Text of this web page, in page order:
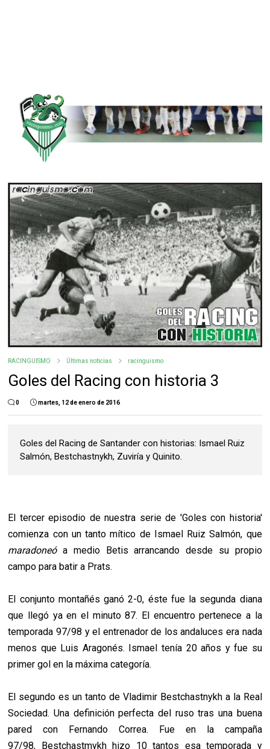
RACINGUISMO Últimas noticias racinguismo
Goles del Racing con historia 3
0 martes, 12 de enero de 2016
Goles del Racing de Santander con historias: Ismael Ruiz
Salmón, Bestchastnykh, Zuviría y Quinito.
El tercer episodio de nuestra serie de 'Goles con historia'
comienza con un tanto mítico de Ismael Ruiz Salmón, que
maradoneóa medio Betis arrancando desde su propio
campo para batir a Prats.
El conjunto montañés ganó 2-0, éste fue la segunda diana
que llegó ya en el minuto 87. El encuentro pertenece a la
temporada 97/98 y el entrenador de los andaluces era nada
menos que Luis Aragonés. Ismael tenía 20 años y fue su
primer gol en la máxima categoría.
El segundo es un tanto de Vladimir Bestchastnykh a la Real
Sociedad. Una definición perfecta del ruso tras una buena
pared con Fernando Correa. Fue en la campaña
97/98, Bestchastmykh hizo 10 tantos esa temporada y